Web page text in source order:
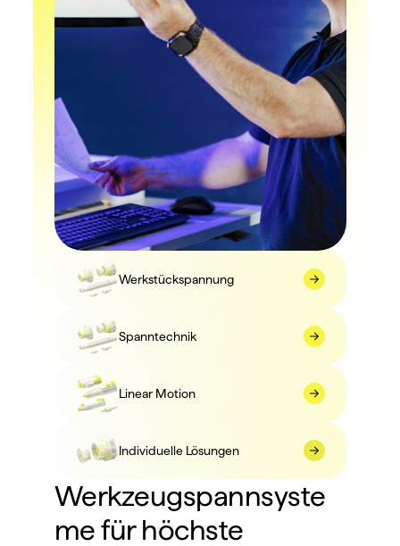
Werkzeugspannsyste
me für höchste
Werkstückspannung
Spanntechnik
Linear Motion
Individuelle Lösungen